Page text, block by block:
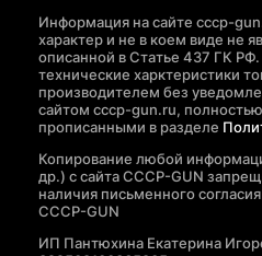
Информация на сайте cccp-
характер и не в коем виде не
описанной в Статье 437 ГК
технические харктеристики
производителем без
сайтом cccp-gun.ru,
прописанными в разделе
Копирование любой
др.) с сайта CCCP-GUN
наличия письменного
CCCP-GUN
ИП Пантюхина Екатерина